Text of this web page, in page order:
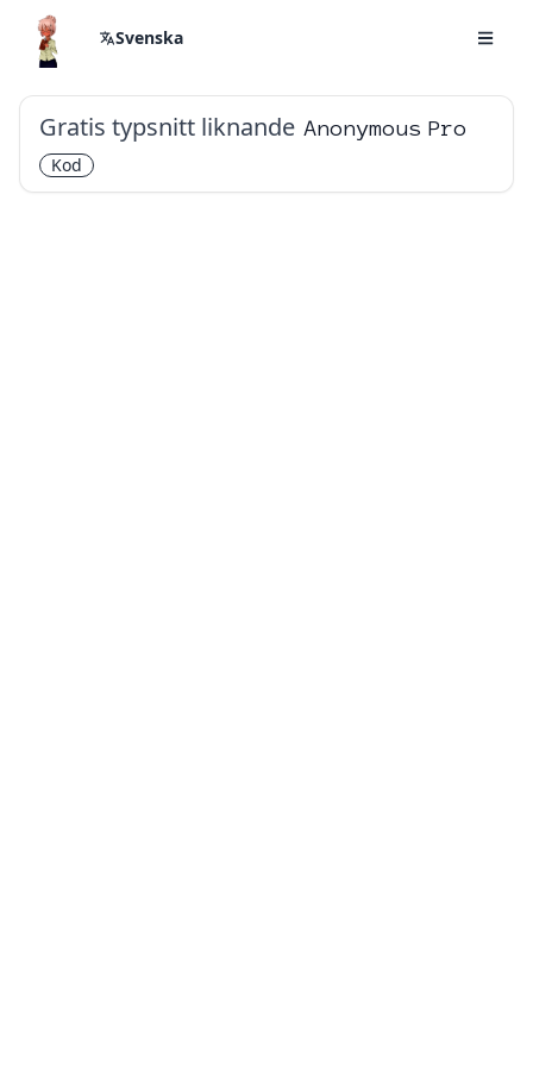
Svenska
Gratis typsnitt liknande Anonymous Pro
Kod